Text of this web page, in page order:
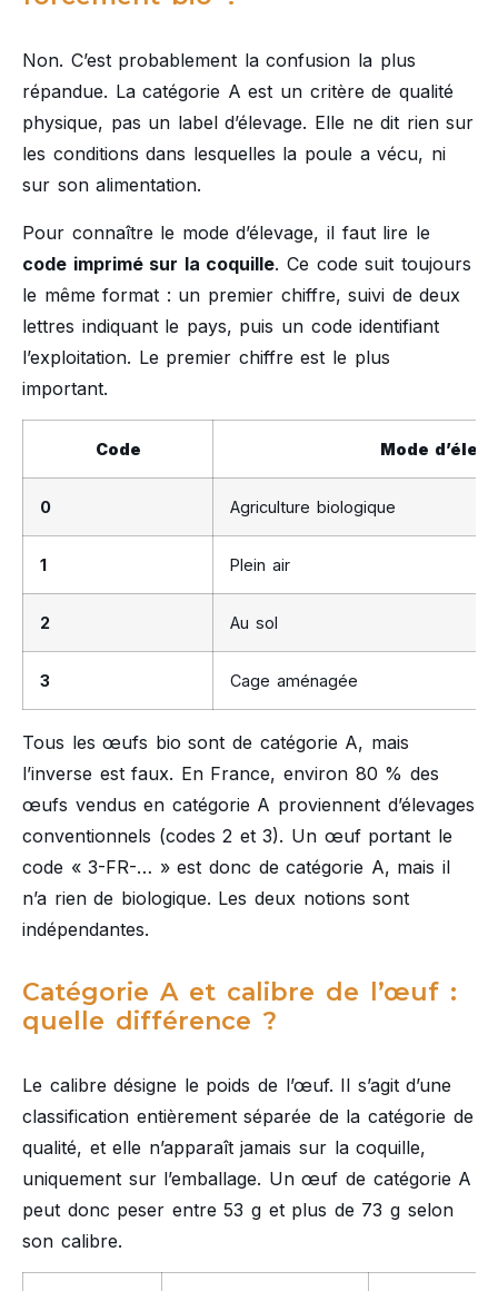
Non. C’est probablement la confusion la plus
répandue. La catégorie A est un critère de qualité
physique, pas un label d’élevage. Elle ne dit rien sur
les conditions dans lesquelles la poule a vécu, ni
sur son alimentation.
Pour connaître le mode d’élevage, il faut lire le
code imprimé sur la coquille. Ce code suit toujours
le même format : un premier chiffre, suivi de deux
lettres indiquant le pays, puis un code identifiant
l’exploitation. Le premier chiffre est le plus
important.
Code Mode
0 Agriculture biologique
1 Plein air
2 Au sol
3 Cage aménagée
Tous les œufs bio sont de catégorie A, mais
l’inverse est faux. En France, environ 80 % des
œufs vendus en catégorie A proviennent d’élevages
conventionnels (codes 2 et 3). Un œuf portant le
code « 3-FR-… » est donc de catégorie A, mais il
n’a rien de biologique. Les deux notions sont
indépendantes.
Catégorie A et calibre de l’œuf :
quelle différence ?
Le calibre désigne le poids de l’œuf. Il s’agit d’une
classification entièrement séparée de la catégorie de
qualité, et elle n’apparaît jamais sur la coquille,
uniquement sur l’emballage. Un œuf de catégorie A
peut donc peser entre 53 g et plus de 73 g selon
son calibre.